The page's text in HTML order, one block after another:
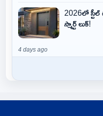
2026లో స్టీల్
స్మార్ట్ లుక్!
4 days ago